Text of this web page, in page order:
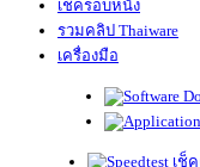
เช็ครอบหนัง
รวมคลิป Thaiware
เครื่องมือ
เช็